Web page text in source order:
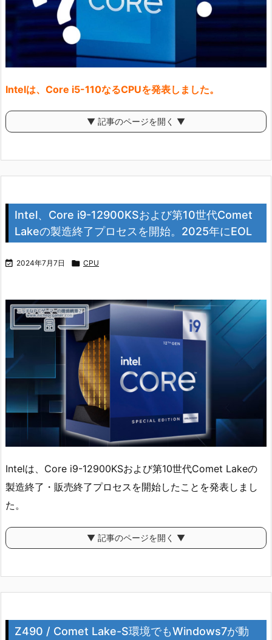
Intelは、Core i5-110なるCPUを発表しました。
▼ 記事のページを開く ▼
Intel、Core i9-12900KSおよび第10世代Comet
Lakeの製造終了プロセスを開始。2025年にEOL
 2024年7月7日  CPU
Intelは、Core i9-12900KSおよび第10世代Comet Lakeの
製造終了・販売終了プロセスを開始したことを発表しまし
た。
▼ 記事のページを開く ▼
Z490 / Comet Lake-S環境でもWindows7が動